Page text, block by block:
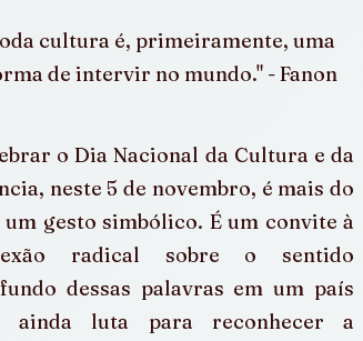
Antirracista
cultura é, primeiramente, uma
de intervir no mundo." - Fanon
o Dia Nacional da Cultura e da
neste 5 de novembro, é mais do
um gesto simbólico. É um convite à
radical sobre o sentido
dessas palavras em um país
ainda luta para reconhecer a